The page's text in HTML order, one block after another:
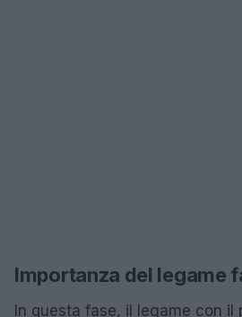
Importanza del legame
In questa fase, il legame con il